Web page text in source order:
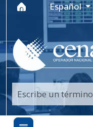
Ir al menú de
Ir al contenido principal
Ir al pie de página del
Idioma
Español